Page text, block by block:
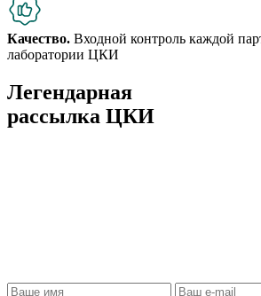
Качество. Входной контроль каждой
лаборатории ЦКИ
Легендарная
рассылка ЦКИ